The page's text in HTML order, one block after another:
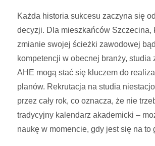
Każda historia sukcesu zaczyna się
decyzji. Dla mieszkańców Szczecina,
zmianie swojej ścieżki zawodowej
kompetencji w obecnej branży, studia
AHE mogą stać się kluczem do
planów. Rekrutacja na studia
przez cały rok, co oznacza, że nie
tradycyjny kalendarz akademicki –
naukę w momencie, gdy jest się na to